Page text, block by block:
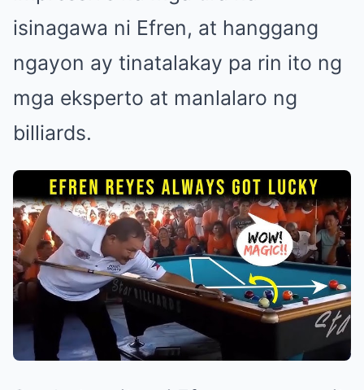
isinagawa ni Efren, at hanggang
ngayon ay tinatalakay pa rin ito ng
mga eksperto at manlalaro ng
billiards.